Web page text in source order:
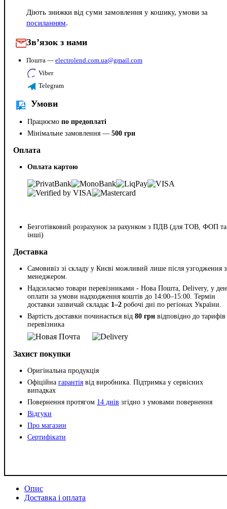
Діють знижки від суми замовлення у кошику, умови за
посиланням.
Зв’язок з нами
Пошта — electrolend.com.ua@gmail.com
Viber
Telegram
Умови
Працюємо по предоплаті
Мінімальне замовлення — 500 грн
Оплата
Оплата картою
Безготівковий розрахунок за рахунком з ПДВ (для ТОВ, ФОП та
інші)
Доставка
Самовивіз зі складу у Києві можливий лише після узгодження з
менеджером.
Надсилаємо товари перевізниками - Нова Пошта, Delivery, у
оплати за умови надходження коштів до 14:00–15:00. Термін
доставки зазвичай складає 1–2 робочі дні по регіонах України.
Вартість доставки починається від 80 грн відповідно до тарифів
перевізника
Захист покупки
Оригінальна продукція
Офіційна гарантія від виробника. Підтримка у сервісних
випадках
Повернення протягом 14 днів згідно з умовами повернення
Відгуки
Про магазин
Сертифікати
Опис
Доставка і оплата